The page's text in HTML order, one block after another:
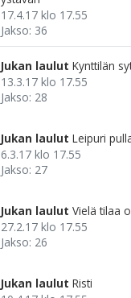
17.4.17 klo 17.55
Jakso: 36
Jukan laulut Kynttilän
13.3.17 klo 17.55
Jakso: 28
Jukan laulut Leipuri
6.3.17 klo 17.55
Jakso: 27
Jukan laulut Vielä tilaa
27.2.17 klo 17.55
Jakso: 26
Jukan laulut Risti